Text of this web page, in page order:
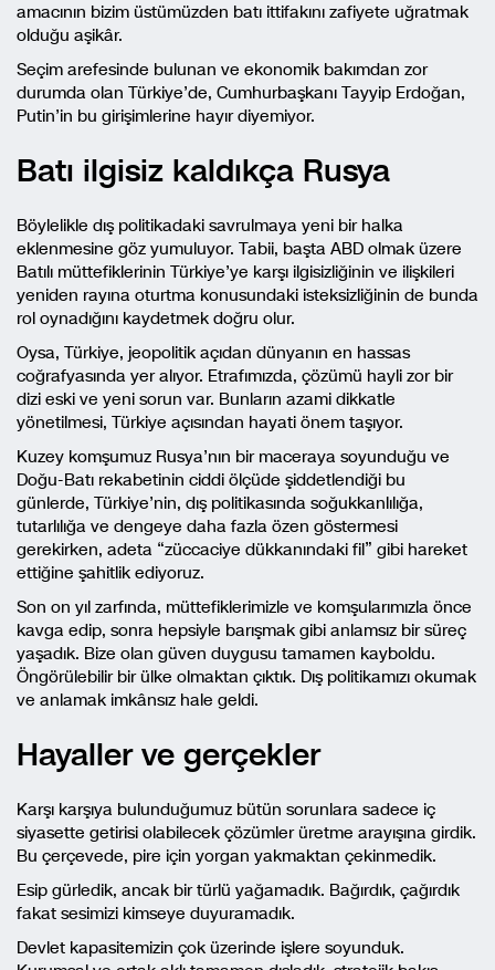
amacının bizim üstümüzden batı ittifakını zafiyete uğratmak
olduğu aşikâr.
Seçim arefesinde bulunan ve ekonomik bakımdan zor
durumda olan Türkiye’de, Cumhurbaşkanı Tayyip Erdoğan,
Putin’in bu girişimlerine hayır diyemiyor.
Batı ilgisiz kaldıkça Rusya
Böylelikle dış politikadaki savrulmaya yeni bir halka
eklenmesine göz yumuluyor. Tabii, başta ABD olmak üzere
Batılı müttefiklerinin Türkiye’ye karşı ilgisizliğinin ve ilişkileri
yeniden rayına oturtma konusundaki isteksizliğinin de bunda
rol oynadığını kaydetmek doğru olur.
Oysa, Türkiye, jeopolitik açıdan dünyanın en hassas
coğrafyasında yer alıyor. Etrafımızda, çözümü hayli zor bir
dizi eski ve yeni sorun var. Bunların azami dikkatle
yönetilmesi, Türkiye açısından hayati önem taşıyor.
Kuzey komşumuz Rusya’nın bir maceraya soyunduğu ve
Doğu-Batı rekabetinin ciddi ölçüde şiddetlendiği bu
günlerde, Türkiye’nin, dış politikasında soğukkanlılığa,
tutarlılığa ve dengeye daha fazla özen göstermesi
gerekirken, adeta “züccaciye dükkanındaki fil” gibi hareket
ettiğine şahitlik ediyoruz.
Son on yıl zarfında, müttefiklerimizle ve komşularımızla önce
kavga edip, sonra hepsiyle barışmak gibi anlamsız bir süreç
yaşadık. Bize olan güven duygusu tamamen kayboldu.
Öngörülebilir bir ülke olmaktan çıktık. Dış politikamızı okumak
ve anlamak imkânsız hale geldi.
Hayaller ve gerçekler
Karşı karşıya bulunduğumuz bütün sorunlara sadece iç
siyasette getirisi olabilecek çözümler üretme arayışına girdik.
Bu çerçevede, pire için yorgan yakmaktan çekinmedik.
Esip gürledik, ancak bir türlü yağamadık. Bağırdık, çağırdık
fakat sesimizi kimseye duyuramadık.
Devlet kapasitemizin çok üzerinde işlere soyunduk.